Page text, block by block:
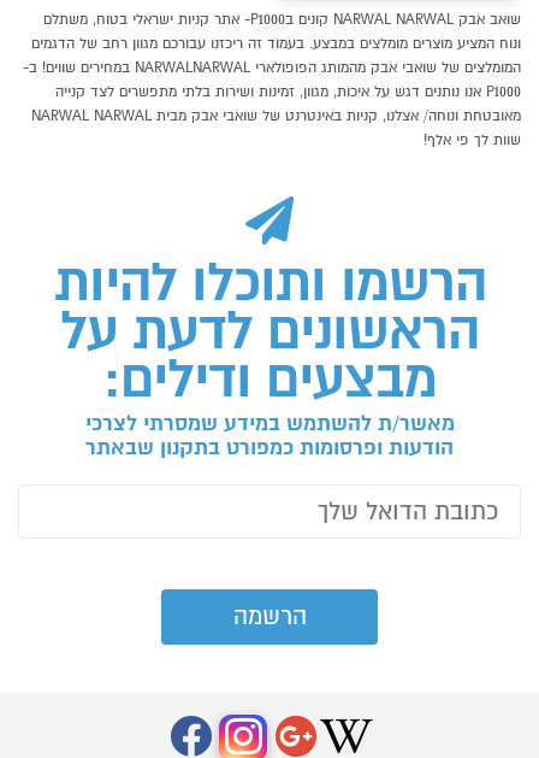
שואב אבק NARWAL NARWAL קונים בP1000- אתר קניות ישראלי בטוח, משתלם
ונוח המציע מוצרים מומלצים במבצע. בעמוד זה ריכזנו עבורכם מגוון רחב של הדגמים
המומלצים של שואבי אבק מהמותג הפופולארי NARWALNARWAL במחירים שווים! ב-
P1000 אנו נותנים דגש על איכות, מגוון, זמינות ושירות בלתי מתפשרים לצד קנייה
מאובטחת ונוחה/ אצלנו, קניות באינטרנט של שואבי אבק מבית NARWAL NARWAL
שוות לך פי אלף!
הרשמו ותוכלו להיות
הראשונים לדעת על
מבצעים ודילים:
מאשר/ת להשתמש במידע שמסרתי לצרכי
הודעות ופרסומות כמפורט בתקנון שבאתר